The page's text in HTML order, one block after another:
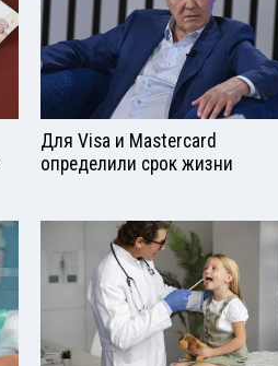
Для Visа и Mastercard
определили срок жизни